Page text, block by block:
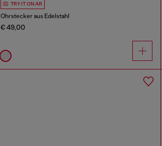
TRY IT ON AR
Ohrstecker aus Edelstahl
€ 49,00